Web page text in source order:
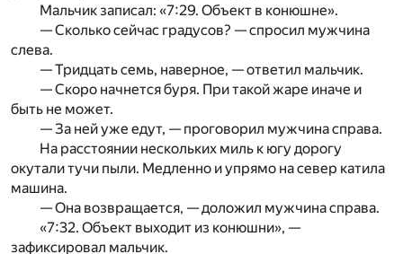
Мальчик записал: «7:29. Объект в конюшне».
— Сколько сейчас градусов? — спросил мужчина
слева.
— Тридцать семь, наверное, — ответил мальчик.
— Скоро начнется буря. При такой жаре иначе и
быть не может.
— За ней уже едут, — проговорил мужчина справа.
На расстоянии нескольких миль к югу дорогу
окутали тучи пыли. Медленно и упрямо на север катила
машина.
— Она возвращается, — доложил мужчина справа.
«7:32. Объект выходит из конюшни», —
зафиксировал мальчик.